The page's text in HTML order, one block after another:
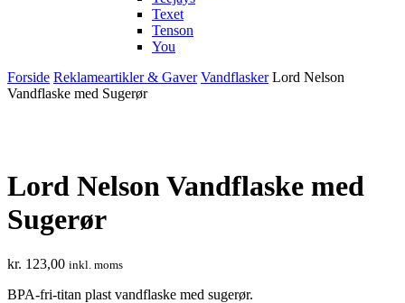
Texet
Tenson
You
Forside Reklameartikler & Gaver Vandflasker Lord Nelson
Vandflaske med Sugerør
Lord Nelson Vandflaske med
Sugerør
kr. 123,00 inkl. moms
BPA-fri-titan plast vandflaske med sugerør.